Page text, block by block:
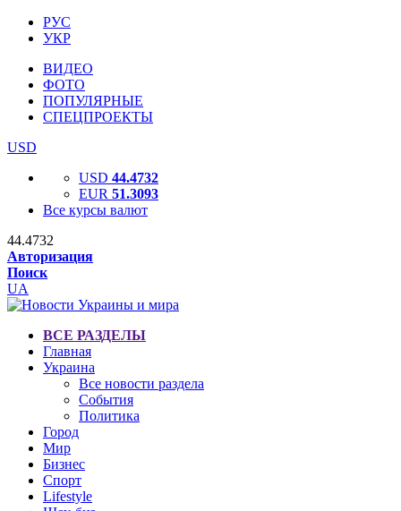
РУС
УКР
ВИДЕО
ФОТО
ПОПУЛЯРНЫЕ
СПЕЦПРОЕКТЫ
USD
USD 44.4732
EUR 51.3093
Все курсы валют
44.4732
Авторизация
Поиск
UA
ВСЕ РАЗДЕЛЫ
Главная
Украина
Все новости раздела
События
Политика
Город
Мир
Бизнес
Спорт
Lifestyle